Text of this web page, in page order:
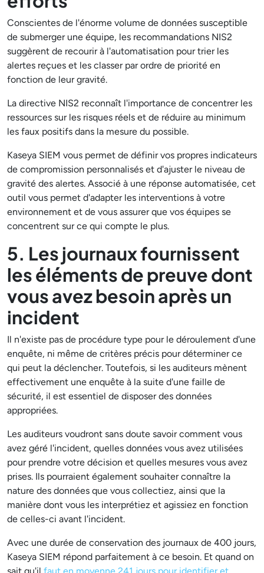
Conscientes de l'énorme volume de données susceptible
de submerger une équipe, les recommandations NIS2
suggèrent de recourir à l'automatisation pour trier les
alertes reçues et les classer par ordre de priorité en
fonction de leur gravité.
La directive NIS2 reconnaît l'importance de concentrer les
ressources sur les risques réels et de réduire au minimum
les faux positifs dans la mesure du possible.
Kaseya SIEM vous permet de définir vos propres indicateurs
de compromission personnalisés et d'ajuster le niveau de
gravité des alertes. Associé à une réponse automatisée, cet
outil vous permet d'adapter les interventions à votre
environnement et de vous assurer que vos équipes se
concentrent sur ce qui compte le plus.
5. Les journaux fournissent
les éléments de preuve dont
vous avez besoin après un
incident
Il n'existe pas de procédure type pour le déroulement d'une
enquête, ni même de critères précis pour déterminer ce
qui peut la déclencher. Toutefois, si les auditeurs mènent
effectivement une enquête à la suite d'une faille de
sécurité, il est essentiel de disposer des données
appropriées.
Les auditeurs voudront sans doute savoir comment vous
avez géré l'incident, quelles données vous avez utilisées
pour prendre votre décision et quelles mesures vous avez
prises. Ils pourraient également souhaiter connaître la
nature des données que vous collectiez, ainsi que la
manière dont vous les interprétiez et agissiez en fonction
de celles-ci avant l'incident.
Avec une durée de conservation des journaux de 400 jours,
Kaseya SIEM répond parfaitement à ce besoin. Et quand on